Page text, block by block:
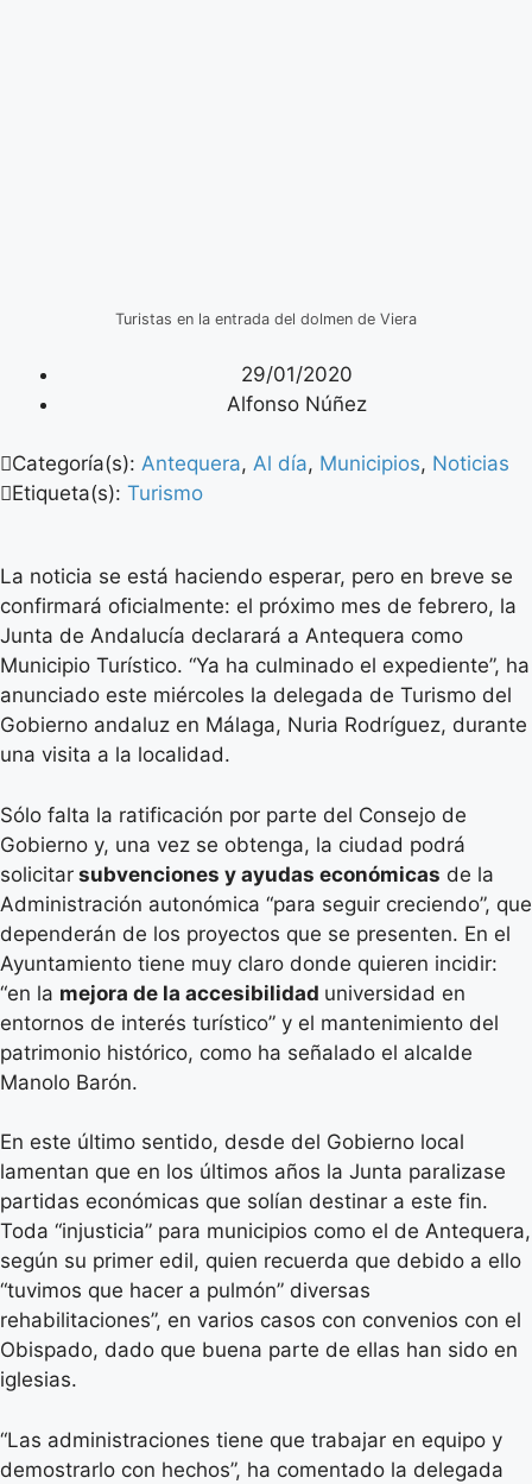
Turistas en la entrada del dolmen de Viera
29/01/2020
Alfonso Núñez
Categoría(s): Antequera, Al día, Municipios, Noticias
Etiqueta(s): Turismo
La noticia se está haciendo esperar, pero en breve se
confirmará oficialmente: el próximo mes de febrero, la
Junta de Andalucía declarará a Antequera como
Municipio Turístico. “Ya ha culminado el expediente”, ha
anunciado este miércoles la delegada de Turismo del
Gobierno andaluz en Málaga, Nuria Rodríguez, durante
una visita a la localidad.
Sólo falta la ratificación por parte del Consejo de
Gobierno y, una vez se obtenga, la ciudad podrá
solicitar subvenciones y ayudas económicas de la
Administración autonómica “para seguir creciendo”, que
dependerán de los proyectos que se presenten. En el
Ayuntamiento tiene muy claro donde quieren incidir:
“en la mejora de la accesibilidad universidad en
entornos de interés turístico” y el mantenimiento del
patrimonio histórico, como ha señalado el alcalde
Manolo Barón.
En este último sentido, desde del Gobierno local
lamentan que en los últimos años la Junta paralizase
partidas económicas que solían destinar a este fin.
Toda “injusticia” para municipios como el de Antequera,
según su primer edil, quien recuerda que debido a ello
“tuvimos que hacer a pulmón” diversas
rehabilitaciones”, en varios casos con convenios con el
Obispado, dado que buena parte de ellas han sido en
iglesias.
“Las administraciones tiene que trabajar en equipo y
demostrarlo con hechos”, ha comentado la delegada